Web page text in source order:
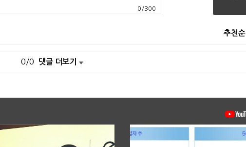
0 /300
추천순
0/0 댓글 더보기